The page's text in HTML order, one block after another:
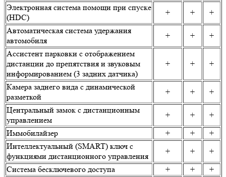
Электронная система помощи при спуске
(HDC)
+ +
+
Автоматическая система удержания
автомобиля
+ +
+
Ассистент парковки c отображением
дистанции до препятствия и звуковым
информированием (3 задних датчика)
+ + +
Камера заднего вида с динамической
разметкой
+ +
+
Центральный замок с дистанционным
управлением
+ +
+
Иммобилайзер
+ +
+
Интеллектуальный (SMART) ключ с
функциями дистанционного управления
+ +
+
Система бесключевого доступа
+ +
+